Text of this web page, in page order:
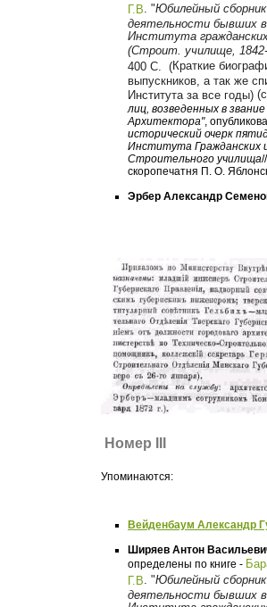
Г.В ."Юбилейный
деятельности бывших
Института
(Строит. училище,
400 С. (Краткие
выпускников, а так же
Института за все годы)
лиц, возведенных в
Архитектора",
исторический очерк
Института Гражданских
Строительного училища
скоропечатня П. О.
Эрбер Александр
Номер III
Упоминаются:
Вейденбаум Александр
Ширяев Антон
определены по книге -
Г.В ."Юбилейный
деятельности бывших